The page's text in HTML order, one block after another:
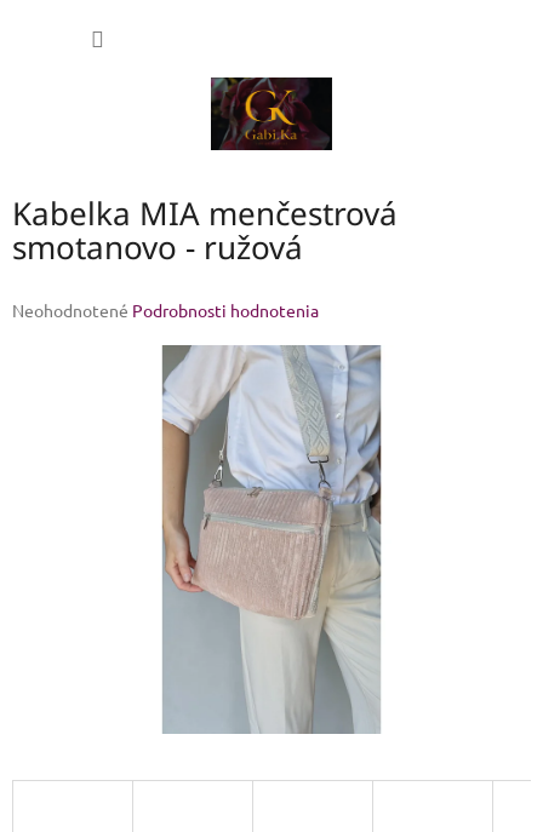
Kabelka MIA menčestrová
smotanovo - ružová
Priemerné
Neohodnotené Podrobnosti hodnotenia